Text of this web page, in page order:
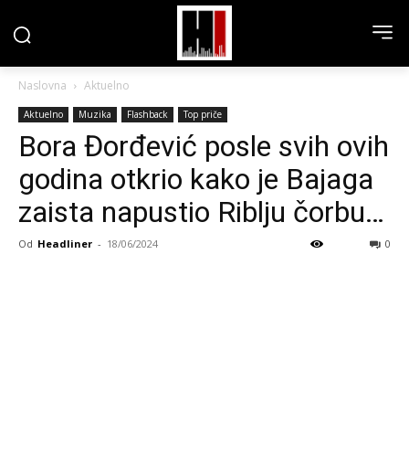
Naslovna Aktuelno
Aktuelno Muzika Flashback Top priče
Bora Đorđević posle svih ovih
godina otkrio kako je Bajaga
zaista napustio Riblju čorbu…
Od Headliner - 18/06/2024 0